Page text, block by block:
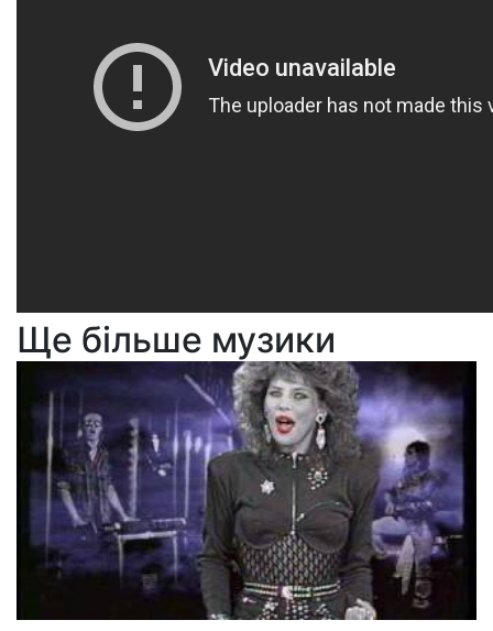
Ще більше музики